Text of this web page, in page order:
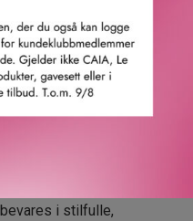
på materialer av
har blitt oversatt
bærer navnet Atelier
består av 12
i stilfulle,